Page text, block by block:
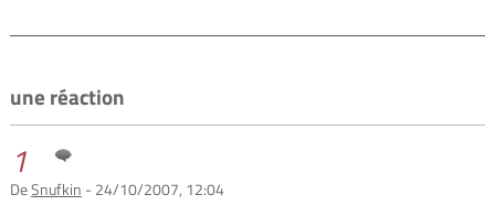
une réaction
1
DeSnufkin - 24/10/2007, 12:04